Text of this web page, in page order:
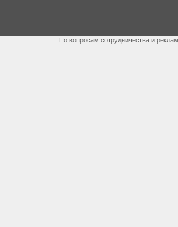
По вопросам сотрудничества и